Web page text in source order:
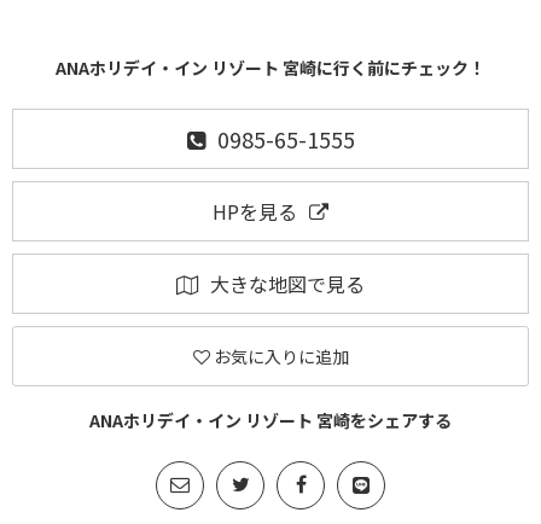
ANAホリデイ・イン リゾート 宮崎に行く前にチェック！
0985-65-1555
HPを見る
大きな地図で見る
お気に入りに追加
ANAホリデイ・イン リゾート 宮崎をシェアする